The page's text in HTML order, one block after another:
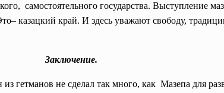
самостоятельного государства. Выступление
казацкий край. И здесь уважают свободу,
Заключение.
гетманов не сделал так много, как Мазепа для